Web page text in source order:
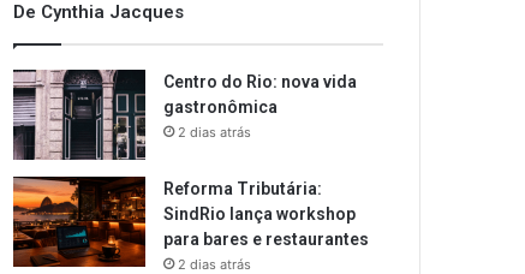
De Cynthia Jacques
Centro do Rio: nova vida
gastronômica
2 dias atrás
Reforma Tributária:
SindRio lança workshop
para bares e restaurantes
2 dias atrás